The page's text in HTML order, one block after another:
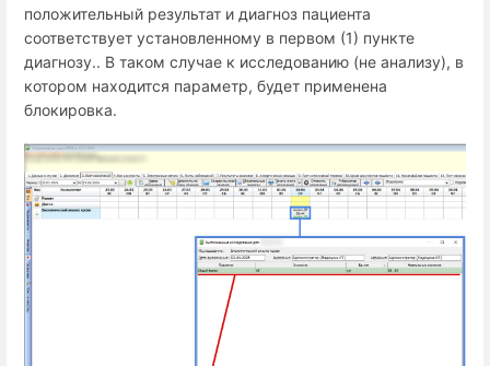
положительный результат и диагноз пациента
соответствует установленному в первом (1) пункте
диагнозу.. В таком случае к исследованию (не анализу), в
котором находится параметр, будет применена
блокировка.